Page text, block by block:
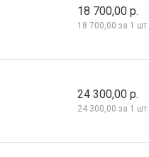
18 700,00 р.
18 700,00 за 1 шт.
24 300,00 р.
24 300,00 за 1 шт.